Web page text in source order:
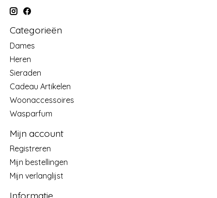
Categorieën
Dames
Heren
Sieraden
Cadeau Artikelen
Woonaccessoires
Wasparfum
Mijn account
Registreren
Mijn bestellingen
Mijn verlanglijst